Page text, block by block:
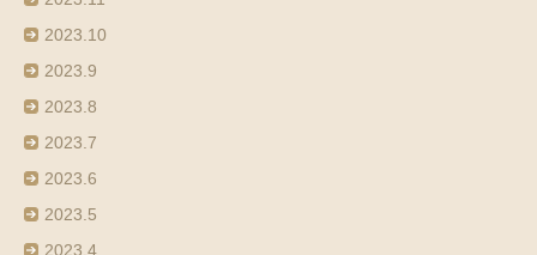
2023.10
2023.9
2023.8
2023.7
2023.6
2023.5
2023.4